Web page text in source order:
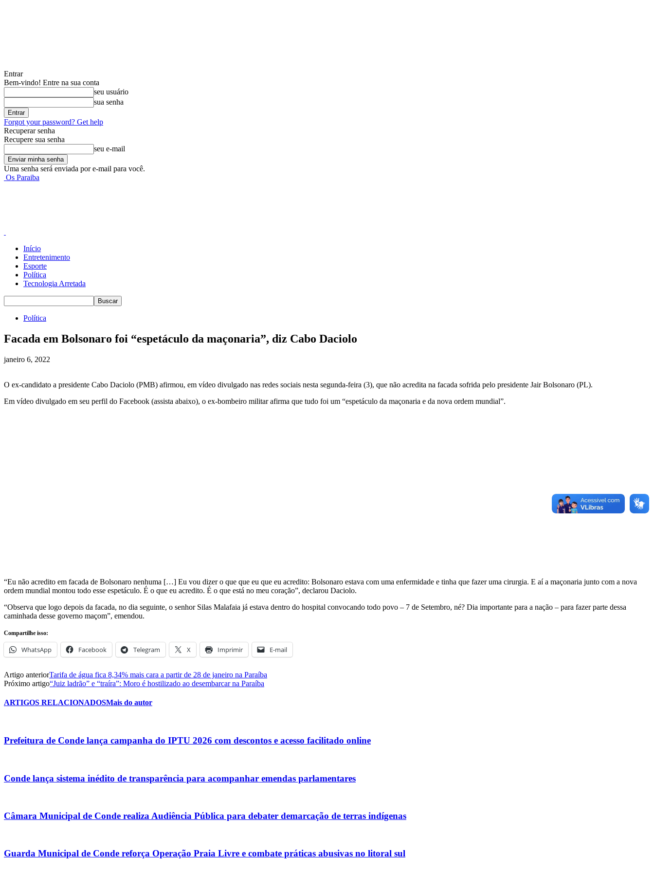
Entrar
Bem-vindo! Entre na sua conta
seu usuário
sua senha
Forgot your password? Get help
Recuperar senha
Recupere sua senha
seu e-mail
Uma senha será enviada por e-mail para você.
Os Paraiba
Início
Entretenimento
Esporte
Política
Tecnologia Arretada
Política
Facada em Bolsonaro foi “espetáculo da maçonaria”, diz Cabo Daciolo
janeiro 6, 2022
O ex-candidato a presidente Cabo Daciolo (PMB) afirmou, em vídeo divulgado nas redes sociais nesta segunda-feira (3), que não acredita na facada sofrida pelo presidente Jair Bolsonaro (PL).
Em vídeo divulgado em seu perfil do Facebook (assista abaixo), o ex-bombeiro militar afirma que tudo foi um “espetáculo da maçonaria e da nova ordem mundial”.
“Eu não acredito em facada de Bolsonaro nenhuma […] Eu vou dizer o que que eu que eu acredito: Bolsonaro estava com uma enfermidade e tinha que fazer uma cirurgia. E aí a maçonaria junto com a nova
ordem mundial montou todo esse espetáculo. É o que eu acredito. É o que está no meu coração”, declarou Daciolo.
“Observa que logo depois da facada, no dia seguinte, o senhor Silas Malafaia já estava dentro do hospital convocando todo povo – 7 de Setembro, né? Dia importante para a nação – para fazer parte dessa
caminhada desse governo maçom”, emendou.
Compartilhe isso:
WhatsApp Facebook Telegram X Imprimir E-mail
Artigo anteriorTarifa de água fica 8,34% mais cara a partir de 28 de janeiro na Paraíba
Próximo artigo“Juiz ladrão” e “traíra”: Moro é hostilizado ao desembarcar na Paraíba
ARTIGOS RELACIONADOSMais do autor
Prefeitura de Conde lança campanha do IPTU 2026 com descontos e acesso facilitado online
Conde lança sistema inédito de transparência para acompanhar emendas parlamentares
Câmara Municipal de Conde realiza Audiência Pública para debater demarcação de terras indígenas
Guarda Municipal de Conde reforça Operação Praia Livre e combate práticas abusivas no litoral sul